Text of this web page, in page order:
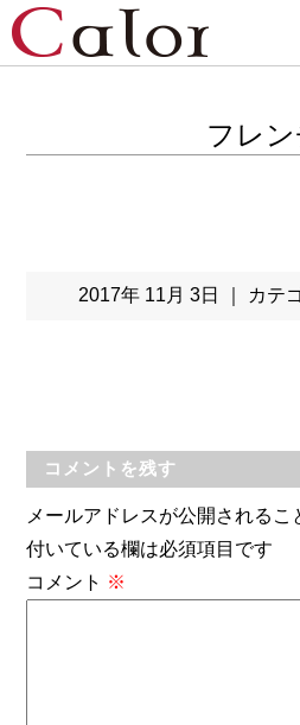
フレン
2017年 11月 3日 ｜ カテ
コメントを残す
メールアドレスが公開されるこ
付いている欄は必須項目です
コメント ※